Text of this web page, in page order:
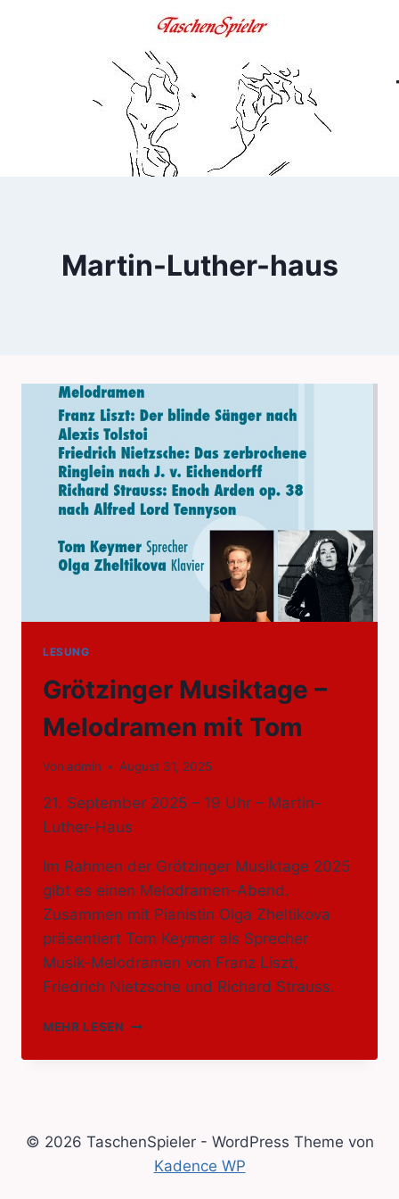
Martin-Luther-haus
LESUNG
Grötzinger Musiktage –
Melodramen mit Tom
Von admin August 31, 2025
21. September 2025 – 19 Uhr – Martin-
Luther-Haus
Im Rahmen der Grötzinger Musiktage 2025
gibt es einen Melodramen-Abend.
Zusammen mit Pianistin Olga Zheltikova
präsentiert Tom Keymer als Sprecher
Musik-Melodramen von Franz Liszt,
Friedrich Nietzsche und Richard Strauss.
MEHR LESEN GRÖTZINGER
–
© 2026 TaschenSpieler - WordPress Theme von
Kadence WP